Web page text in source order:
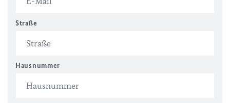
Straße
Hausnummer